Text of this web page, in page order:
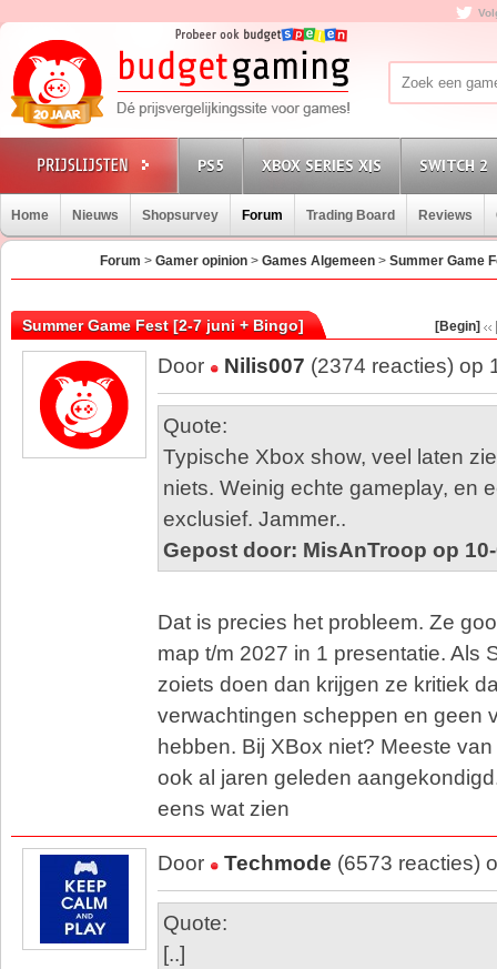
PS5 XBOX SERIES X|S SWITCH 2
Home Nieuws Shopsurvey Forum Trading Board Reviews
Forum >Gamer opinion >Games Algemeen >Summer Game
Summer Game Fest [2-7 juni + Bingo] [Begin]
Door Nilis007 (2374 reacties) op
Quote:
Typische Xbox show, veel laten
niets. Weinig echte gameplay, en
exclusief. Jammer..
Gepost door: MisAnTroop op
Dat is precies het probleem. Ze
map t/m 2027 in 1 presentatie. Als
zoiets doen dan krijgen ze kritiek
verwachtingen scheppen en geen
hebben. Bij XBox niet? Meeste
ook al jaren geleden
eens wat zien
Door Techmode (6573 reacties)
Quote:
[..]